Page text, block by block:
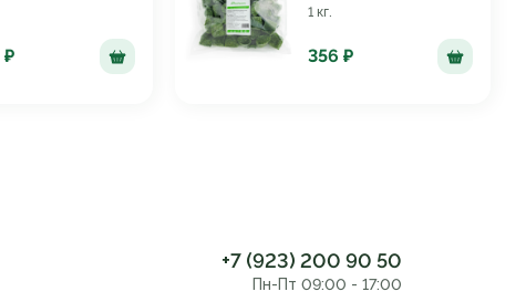
₽
1 кг.
356 ₽
+7 (923) 200 90 50
Пн-Пт 09:00 - 17:00